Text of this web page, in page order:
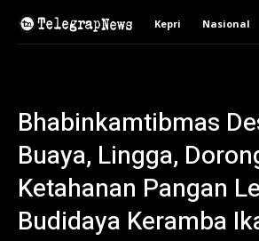
Kepri Nasional
Bhabinkamtibmas
Buaya, Lingga,
Ketahanan Pangan
Budidaya Keramba